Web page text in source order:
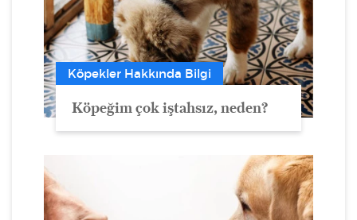
Köpekler Hakkında Bilgi
Köpeğim çok iştahsız, neden?